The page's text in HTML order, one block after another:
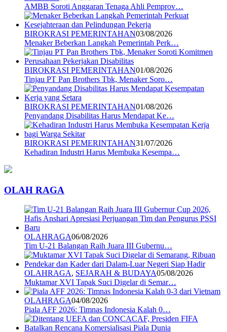
AMBB Soroti Anggaran Tenaga Ahli Pemprov…
BIROKRASI PEMERINTAHAN03/08/2026
Menaker Beberkan Langkah Pemerintah Perk…
BIROKRASI PEMERINTAHAN01/08/2026
Tinjau PT Pan Brothers Tbk, Menaker Soro…
BIROKRASI PEMERINTAHAN01/08/2026
Penyandang Disabilitas Harus Mendapat Ke…
BIROKRASI PEMERINTAHAN31/07/2026
Kehadiran Industri Harus Membuka Kesempa…
OLAH RAGA
OLAHRAGA06/08/2026
Tim U-21 Balangan Raih Juara III Gubernu…
OLAHRAGA, SEJARAH & BUDAYA05/08/2026
Muktamar XVI Tapak Suci Digelar di Semar…
OLAHRAGA04/08/2026
Piala AFF 2026: Timnas Indonesia Kalah 0…